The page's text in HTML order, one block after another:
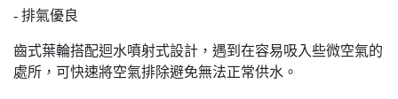
- 排氣優良
齒式葉輪搭配迴水噴射式設計，遇到在容易吸入些微空氣的
處所，可快速將空氣排除避免無法正常供水。